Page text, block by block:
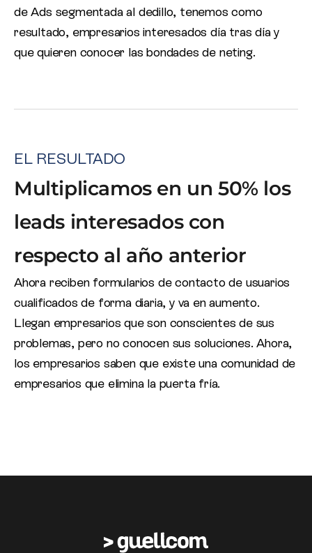
de Ads segmentada al dedillo, tenemos como
resultado, empresarios interesados día tras día y
que quieren conocer las bondades de neting.
EL RESULTADO
Multiplicamos en un 50% los
leads interesados con
respecto al año anterior
Ahora reciben formularios de contacto de usuarios
cualificados de forma diaria, y va en aumento.
Llegan empresarios que son conscientes de sus
problemas, pero no conocen sus soluciones. Ahora,
los empresarios saben que existe una comunidad de
empresarios que elimina la puerta fría.